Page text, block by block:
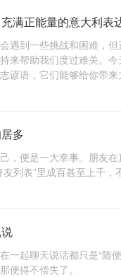
满正能量的意大利表
遇到一些挑战和困难，
来帮助我们度过难关。
谚语，它们能够给你带
多
，便是一大幸事。朋友
列表”里成百甚至上千，
一起聊天说话都只是“随
便得不偿失了。